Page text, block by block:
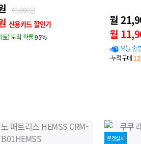
40,900원
신용카드 할인가
토) 도착 확률95%
월
월
오늘 출
·누적구매
로켓설치